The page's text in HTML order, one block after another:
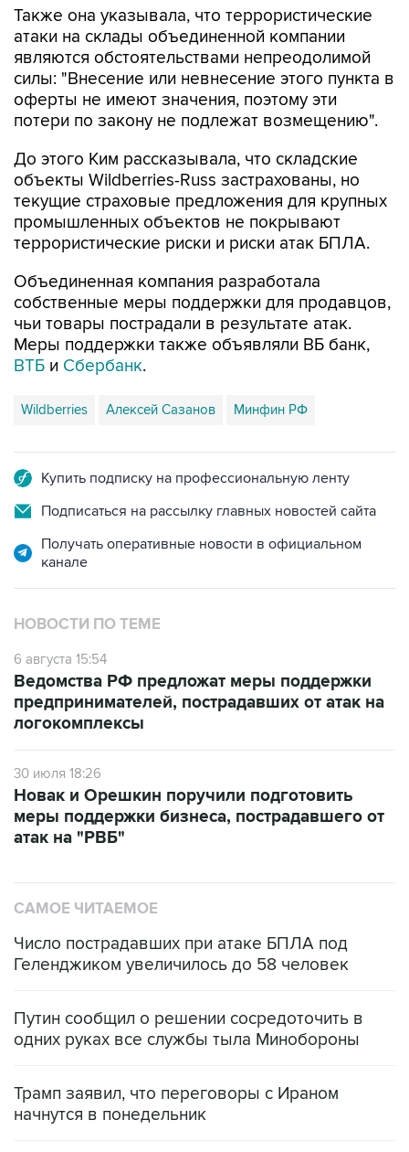
Также она указывала, что террористические
атаки на склады объединенной компании
являются обстоятельствами непреодолимой
силы: "Внесение или невнесение этого пункта в
оферты не имеют значения, поэтому эти
потери по закону не подлежат возмещению".
До этого Ким рассказывала, что складские
объекты Wildberries-Russ застрахованы, но
текущие страховые предложения для крупных
промышленных объектов не покрывают
террористические риски и риски атак БПЛА.
Объединенная компания разработала
собственные меры поддержки для продавцов,
чьи товары пострадали в результате атак.
Меры поддержки также объявляли ВБ банк,
ВТБ и Сбербанк.
Wildberries Алексей Сазанов Минфин РФ
Купить подписку на профессиональную ленту
Подписаться на рассылку главных новостей сайта
Получать оперативные новости в официальном
канале
НОВОСТИ ПО ТЕМЕ
6 августа 15:54
Ведомства РФ предложат меры поддержки
предпринимателей, пострадавших от атак на
логокомплексы
30 июля 18:26
Новак и Орешкин поручили подготовить
меры поддержки бизнеса, пострадавшего от
атак на "РВБ"
САМОЕ ЧИТАЕМОЕ
Число пострадавших при атаке БПЛА под
Геленджиком увеличилось до 58 человек
Путин сообщил о решении сосредоточить в
одних руках все службы тыла Минобороны
Трамп заявил, что переговоры с Ираном
начнутся в понедельник